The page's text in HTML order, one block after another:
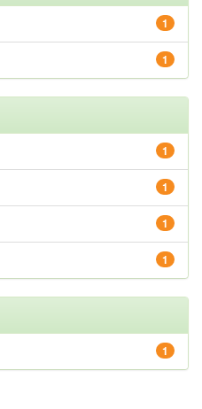
1
1
1
1
1
1
1